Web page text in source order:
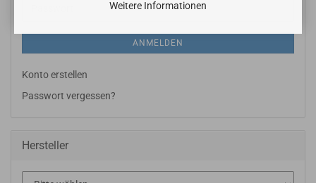
Weitere Informationen
ANMELDEN
Konto erstellen
Passwort vergessen?
Hersteller